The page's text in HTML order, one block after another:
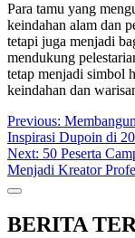
Para tamu yang
keindahan alam dan
tetapi juga menjadi
mendukung
tetap menjadi simbol
keindahan dan
Post
navigation
Previous:
Inspirasi Dupoin di
Next: 50 Peserta
Menjadi Kreator
BERITA